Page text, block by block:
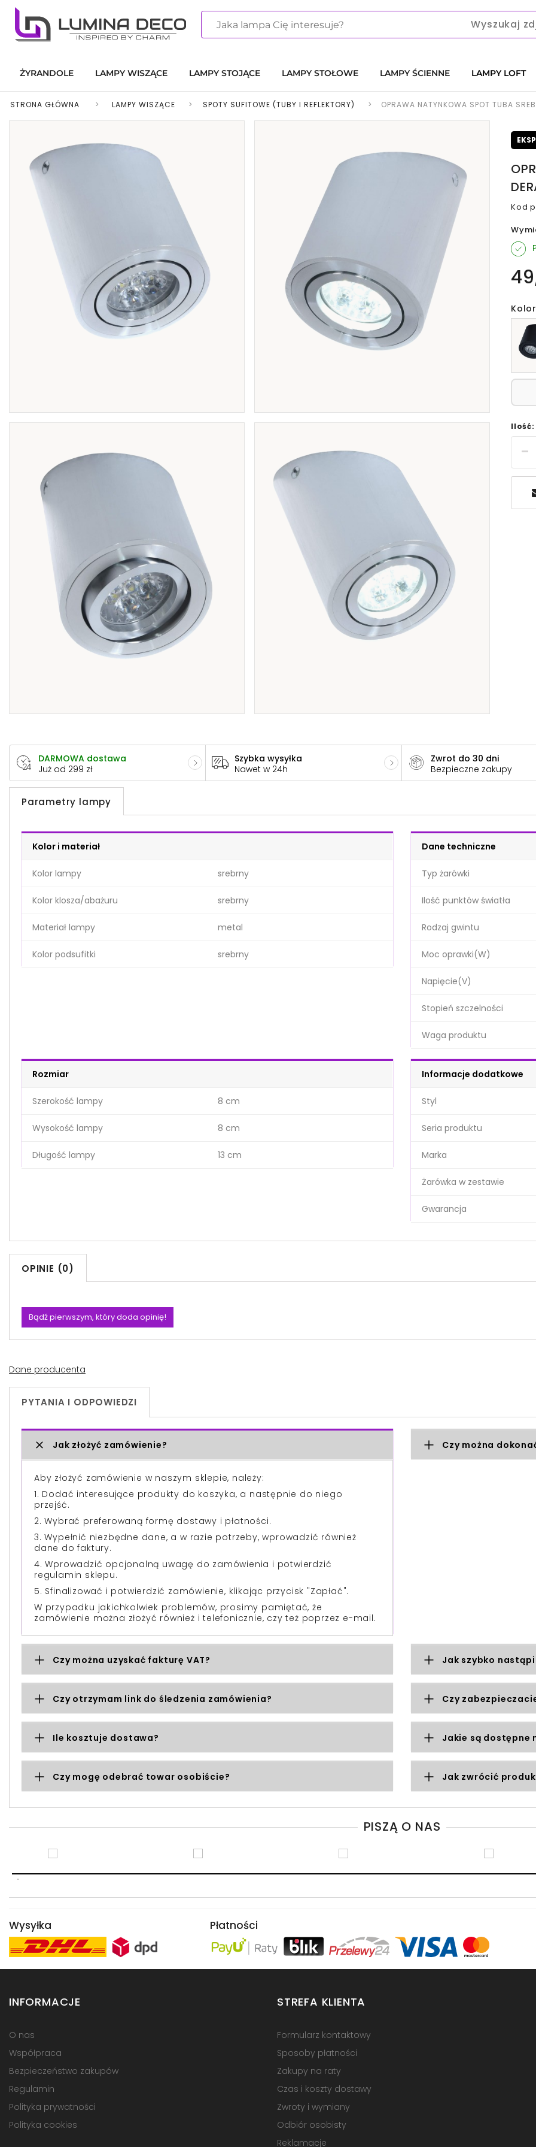
Wyszukaj
ŻYRANDOLE LAMPY WISZĄCE LAMPY STOJĄCE LAMPY STOŁOWE LAMPY ŚCIENNE LAMPY LOFT
STRONA GŁÓWNA > LAMPY WISZĄCE > SPOTY SUFITOWE (TUBY I REFLEKTORY) > OPRAWA NATYNKOWA SPOT TUBA
Kod
Ilość:
DARMOWA dostawa
Już od 299 zł
Szybka wysyłka
Nawet w 24h
Zwrot do 30 dni
Bezpieczne zakupy
Parametry lampy
Kolor i materiał
Kolor lampy srebrny
Kolor klosza/abażuru srebrny
Materiał lampy metal
Kolor podsufitki srebrny
Dane techniczne
Typ żarówki
Ilość punktów światła
Rodzaj gwintu
Moc oprawki(W)
Napięcie(V)
Stopień szczelności
Waga produktu
Rozmiar
Szerokość lampy 8 cm
Wysokość lampy 8 cm
Długość lampy 13 cm
Informacje dodatkowe
Styl
Seria produktu
Marka
Żarówka w zestawie
Gwarancja
OPINIE (0)
Bądź pierwszym, który doda opinię!
Dane producenta
PYTANIA I ODPOWIEDZI
Jak złożyć zamówienie?
Aby złożyć zamówienie w naszym sklepie, należy:
1. Dodać interesujące produkty do koszyka, a następnie do niego
przejść.
2. Wybrać preferowaną formę dostawy i płatności.
3. Wypełnić niezbędne dane, a w razie potrzeby, wprowadzić również
dane do faktury.
4. Wprowadzić opcjonalną uwagę do zamówienia i potwierdzić
regulamin sklepu.
5. Sfinalizować i potwierdzić zamówienie, klikając przycisk "Zapłać".
W przypadku jakichkolwiek problemów, prosimy pamiętać, że
zamówienie można złożyć również i telefonicznie, czy też poprzez e-mail.
Czy można
Czy można uzyskać fakturę VAT? Jak szybko nastąpi
Czy otrzymam link do śledzenia zamówienia? Czy
Ile kosztuje dostawa? Jakie są dostępne
Czy mogę odebrać towar osobiście? Jak zwrócić
PISZĄ O NAS
Wysyłka Płatności
INFORMACJE
O nas
Współpraca
Bezpieczeństwo zakupów
Regulamin
Polityka prywatności
Polityka cookies
STREFA KLIENTA
Formularz kontaktowy
Sposoby płatności
Zakupy na raty
Czas i koszty dostawy
Zwroty i wymiany
Odbiór osobisty
Reklamacje